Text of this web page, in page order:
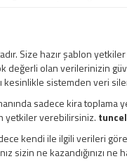
Size hazır şablon
değerli olan verilerinizin
kesinlikle sistemden veri
sadece kira toplama
yetkiler verebilirsiniz.
kendi ile ilgili verileri
sizin ne kazandığınızı ne